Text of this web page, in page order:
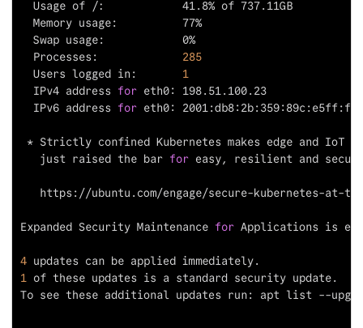
  Processes:
285
  Users logged in:
1
  IPv4 address
for
  IPv6 address
for
   just raised the bar
for
Expanded Security Maintenance for
4
1